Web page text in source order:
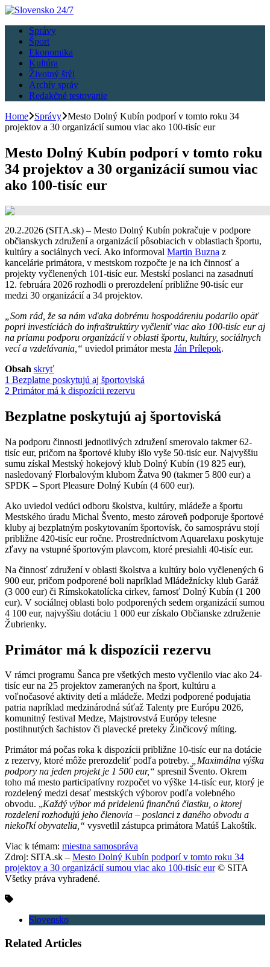
Správy
Šport
Ekonomika
Kultúra
Životný štýl
Archív správ
Redakčné testovanie
Home
Správy Mesto Dolný Kubín podporí v tomto roku 34
projektov a 30 organizácií sumou viac ako 100-tisíc eur
Mesto Dolný Kubín podporí v tomto roku
34 projektov a 30 organizácií sumou viac
ako 100-tisíc eur
20.2.2026 (SITA.sk) – Mesto Dolný Kubín pokračuje v podpore
občianskych združení a organizácií pôsobiacich v oblastiach športu,
kultúry a sociálnych vecí. Ako informoval Martin Buzna z
kancelárie primátora, v mestskom rozpočte je na ich činnosť a
projekty vyčlenených 101-tisíc eur. Mestskí poslanci na zasadnutí
12. februára 2026 rozhodli o prerozdelení približne 90-tisíc eur
medzi 30 organizácií a 34 projektov.
„Som rád, že sa nám vďaka dobrému hospodáreniu podarilo opäť
popri investíciách do infraštruktúry vyčleniť viac ako 100-tisíc eur aj
na priamu podporu organizácií v oblasti športu, kultúry, sociálnych
vecí a vzdelávania,“ uviedol primátor mesta Ján Prílepok.
Obsah skryť
1 Bezplatne poskytujú aj športoviská
2 Primátor má k dispozícii rezervu
Bezplatne poskytujú aj športoviská
Na podporu činnosti jednotlivých združení smerovalo takmer 62-
tisíc eur, pričom na športové kluby išlo vyše 50-tisíc eur. Najvyššiu
sumu získal Mestský hokejový klub Dolný Kubín (19 825 eur),
nasledovaný Florbalovým klubom Žatva 90 (takmer 5 800 eur) a
SPDK – Sport Pleasure Dolný Kubín (4 600 eur).
Ako uviedol vedúci odboru školstva, kultúry, mládeže a športu
Mestského úradu Michal Švento, mesto zároveň podporuje športové
kluby aj bezplatným poskytovaním športovísk, čo samosprávu stojí
približne 420-tisíc eur ročne. Prostredníctvom Aquarelaxu poskytuje
zľavy na vstupné športovým plavcom, ktoré presiahli 40-tisíc eur.
Na činnosť združení v oblasti školstva a kultúry bolo vyčlenených 6
900 eur, pričom podporené boli napríklad Mládežnícky klub Garáž
(3 000 eur) či Rímskokatolícka cirkev, farnosť Dolný Kubín (1 200
eur). V sociálnej oblasti bolo podporených sedem organizácií sumou
4 100 eur, najvyššiu dotáciu 1 000 eur získalo Občianske združenie
Žubrienky.
Primátor má k dispozícii rezervu
V rámci programu Šanca pre všetkých mesto vyčlenilo viac ako 24-
tisíc eur na 25 projektov zameraných na šport, kultúru a
voľnočasové aktivity detí a mládeže. Medzi podporené podujatia
patria napríklad medzinárodná súťaž Talenty pre Európu 2026,
komunitný festival Medze, Majstrovstvá Európy telesne
postihnutých šachistov či plavecké preteky Žinčicový míting.
Primátor má počas roka k dispozícii približne 10-tisíc eur na dotácie
z rezervy, ktoré môže prerozdeliť podľa potreby. „Maximálna výška
podpory na jeden projekt je 1 500 eur,“ spresnil Švento. Okrem
toho má mesto participatívny rozpočet vo výške 14-tisíc eur, ktorý je
rozdelený medzi desať mestských výborov podľa volebného
obvodu. „Každý výbor má pridelenú finančnú čiastku, o ktorej
rozdelení rozhodujú jeho členovia – poslanci z daného obvodu a
niekoľkí obyvatelia,“ vysvetlil zástupca primátora Matúš Lakoštík.
Viac k témam: miestna samospráva
Zdroj: SITA.sk – Mesto Dolný Kubín podporí v tomto roku 34
projektov a 30 organizácií sumou viac ako 100-tisíc eur© SITA
Všetky práva vyhradené.
Slovensko
Related Articles